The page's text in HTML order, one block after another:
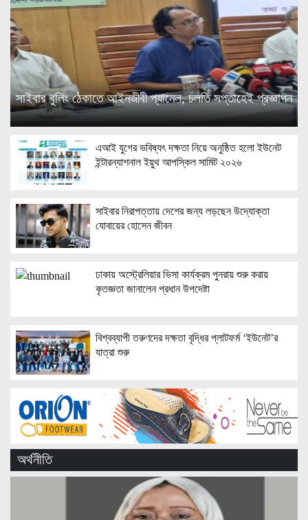
সাইবার বুলিং ঠেকাতে আইনজীবী প্যানেল, চলতি সপ্তাহেই প্রজ্ঞাপন
এআই যুগের ভবিষ্যৎ দক্ষতা নিয়ে অনুষ্ঠিত হলো ইউনেট
ইন্টারন্যাশনাল ইয়ুথ আপস্কিল সামিট ২০২৬
সাইবার নিরাপত্তায় দেশের জন্য লড়ছেন উদ্যোক্তা
যোবায়ের হোসেন জীবন
ঢাকায় অস্ট্রেলিয়ার ভিসা কার্যক্রম পুনরায় শুরু করায়
কৃতজ্ঞতা জানালেন প্রধান উপদেষ্টা
বিশ্বব্যাপী তরুণদের দক্ষতা বৃদ্ধির প্লাটফর্ম ‘ইউনেট’র
যাত্রা শুরু
অর্থনীতি